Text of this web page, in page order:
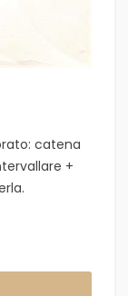
catena
+